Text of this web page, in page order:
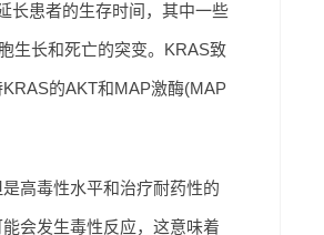
长患者的生存时间，其中一些
生长和死亡的突变。KRAS致
的AKT和MAP激酶(MAP
高毒性水平和治疗耐药性的
会发生毒性反应，这意味着